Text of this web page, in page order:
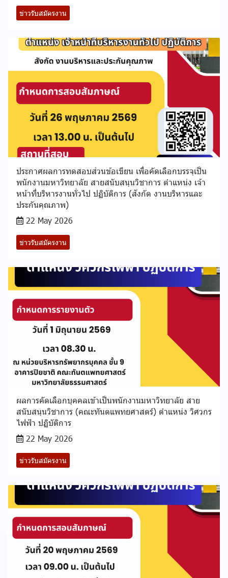
ข่าวรับสมัครงาน
ประกาศผลการทดสอบส่วนข้อเขียน เพื่อคัดเลือกบรรจุเป็น
พนักงานมหาวิทยาลัย สายสนับสนุนวิชาการ ตำแหน่ง เจ้า
หน้าที่บริหารงานทั่วไป ปฏิบัติการ (สังกัด งานบริหารและ
ประกันคุณภาพ)
22 May 2026
ข่าวรับสมัครงาน
ผลการคัดเลือกบุคคลเข้าเป็นพนักงานมหาวิทยาลัย สาย
สนับสนุนวิชาการ (คณะทันตแพทยศาสตร์) ตำแหน่ง วิศวกร
ไฟฟ้า ปฏิบัติการ
22 May 2026
ข่าวรับสมัครงาน